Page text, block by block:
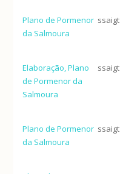
Plano de Pormenor
da Salmoura
ssaigt
Elaboração, Plano
de Pormenor da
Salmoura
ssaigt
Plano de Pormenor
da Salmoura
ssaigt